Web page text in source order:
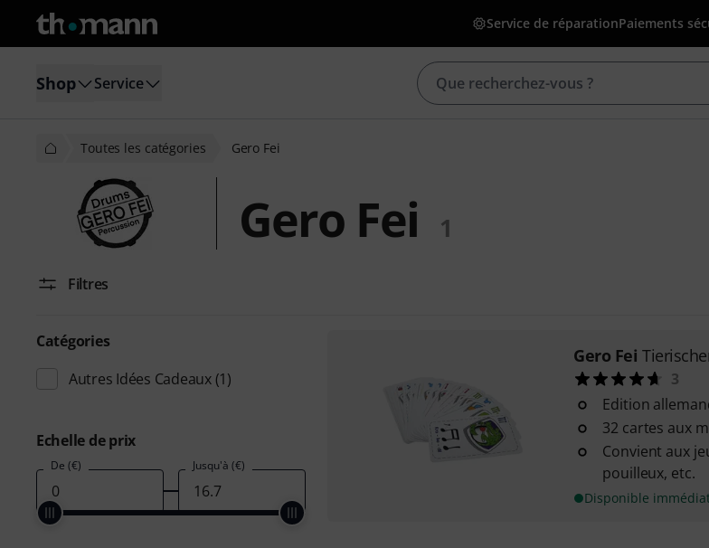
Service de réparationPaiements
Shop Service
Toutes les catégories Gero Fei
Gero Fei 1
Filtres
Catégories
Autres Idées Cadeaux(1)
Echelle de prix
De (€) Jusqu'à (€)
Gero Fei
3
Edition
32 cartes aux
Convient aux
pouilleux, etc.
Disponible